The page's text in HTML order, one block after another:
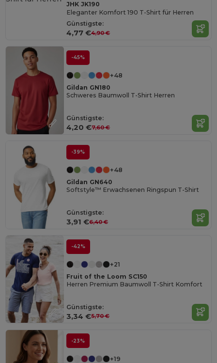
JHK JK190
Eleganter Komfort 190 T-Shirt für Herren
Günstigste:
4,77 €4,90 €
-45%
+48
Gildan GN180
Schweres Baumwoll T-Shirt Herren
Günstigste:
4,20 €7,60 €
-39%
+48
Gildan GN640
Softstyle™ Erwachsenen Ringspun T-Shirt
Günstigste:
3,91 €6,40 €
-42%
+21
Fruit of the Loom SC150
Herren Premium Baumwoll T-Shirt Komfort
Günstigste:
3,34 €5,70 €
-23%
+19